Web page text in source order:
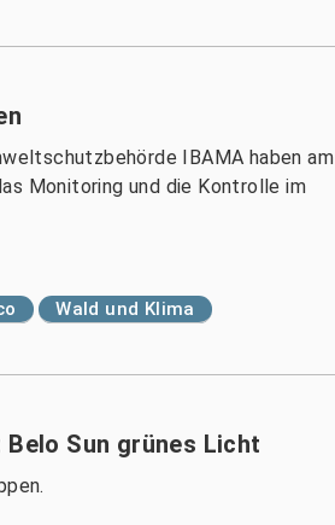
IBAMA haben am
Monitoring und die Kontrolle im
Wald und Klima
Sun grünes Licht